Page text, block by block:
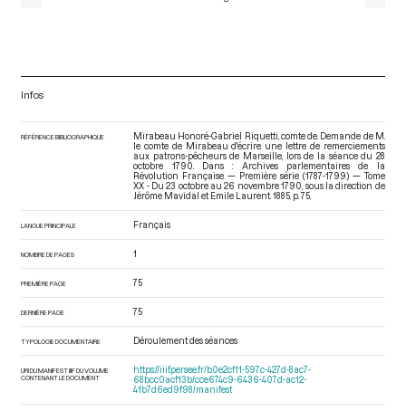
Infos
RÉFÉRENCE BIBLIOGRAPHIQUE
Mirabeau Honoré-Gabriel Riquetti, comte de. Demande de M.
le comte de Mirabeau d'écrire une lettre de remerciements
aux patrons-pêcheurs de Marseille, lors de la séance du 28
octobre 1790. Dans : Archives parlementaires de la
Révolution Française — Première série (1787-1799) — Tome
XX - Du 23 octobre au 26 novembre 1790 , sous la direction de
Jérôme Mavidal et Emile Laurent. 1885. p. 75.
LANGUE PRINCIPALE Français
NOMBRE DE PAGES 1
PREMIÈRE PAGE 75
DERNIÈRE PAGE 75
TYPOLOGIE DOCUMENTAIRE Déroulement des séances
URI DU MANIFEST IIIF DU VOLUME
CONTENANT LE DOCUMENT
https://iiif.persee.fr/b0e2cf11-597c-427d-8ac7-
68bcc0acf13b/cce674c9-6436-407d-ac12-
41b7d6ed9f98/manifest